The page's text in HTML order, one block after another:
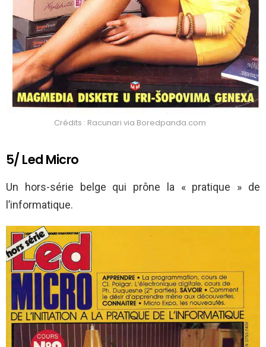
Crédits : Racunari via Boredpanda.com
5/ Led Micro
Un hors-série belge qui prône la « pratique » de
l’informatique.